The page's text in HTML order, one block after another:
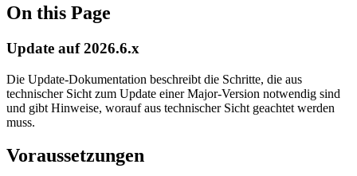
On this Page
Update auf 2026.6.x
Die Update-Dokumentation beschreibt die Schritte, die aus
technischer Sicht zum Update einer Major-Version notwendig sind
und gibt Hinweise, worauf aus technischer Sicht geachtet werden
muss.
Voraussetzungen